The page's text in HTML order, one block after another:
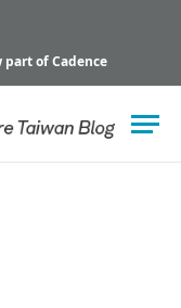
part of Cadence